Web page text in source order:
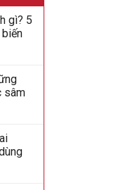
gì? 5
sâm